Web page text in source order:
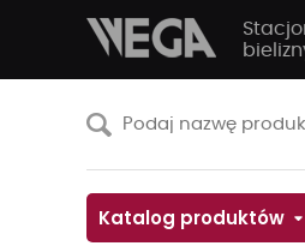
Katalog produktów